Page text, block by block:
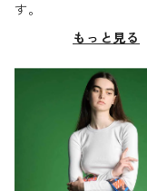
す。
もっと見る